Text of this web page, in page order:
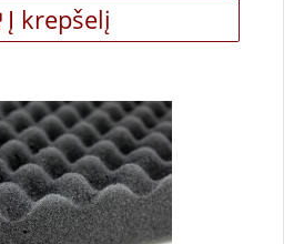
Į krepšelį